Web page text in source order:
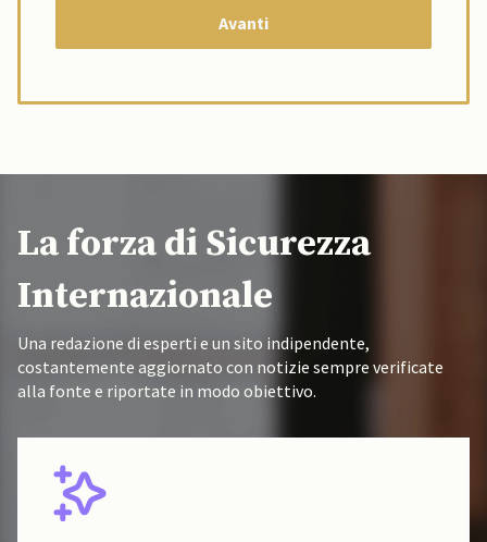
La forza di Sicurezza
Internazionale
Una redazione di esperti e un sito indipendente,
costantemente aggiornato con notizie sempre verificate
alla fonte e riportate in modo obiettivo.